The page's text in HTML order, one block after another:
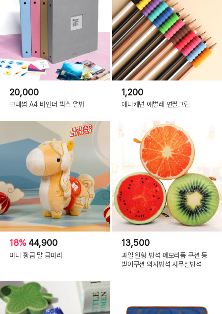
20,000
크래썸 A4 바인더 박스 앨범
1,200
애니캐넌 애벌레 연필그립
18% 44,900
미니 황금 말 금마리
13,500
과일 원형 방석 메모리폼 쿠션 등
받이쿠션 의자방석 사무실방석